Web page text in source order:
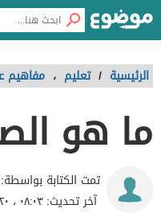
الرئيسية / تعليم ، مفاهيم
ما هو
تمت الكتابة بواسطة:
آخر تحديث:٠٨:٠٣ ، ٢٠ نوفمبر ٢٠١٧